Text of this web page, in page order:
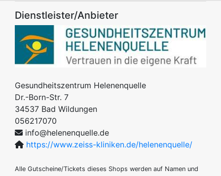
Dienstleister/Anbieter
Gesundheitszentrum Helenenquelle
Dr.-Born-Str. 7
34537 Bad Wildungen
056217070
info@helenenquelle.de
https://www.zeiss-kliniken.de/helenenquelle/
Alle Gutscheine/Tickets dieses Shops werden auf Namen und